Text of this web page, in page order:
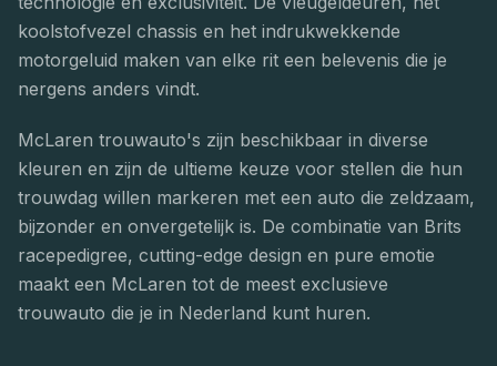
koolstofvezel chassis en het indrukwekkende
motorgeluid maken van elke rit een belevenis die je
nergens anders vindt.
McLaren trouwauto's zijn beschikbaar in diverse
kleuren en zijn de ultieme keuze voor stellen die hun
trouwdag willen markeren met een auto die zeldzaam,
bijzonder en onvergetelijk is. De combinatie van Brits
racepedigree, cutting-edge design en pure emotie
maakt een McLaren tot de meest exclusieve
trouwauto die je in Nederland kunt huren.